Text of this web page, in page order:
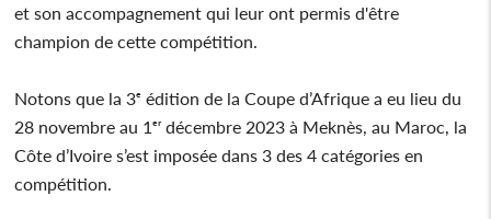
et son accompagnement qui leur ont permis d'être
champion de cette compétition.
Notons que la 3ᵉ édition de la Coupe d’Afrique a eu lieu du
28 novembre au 1ᵉʳ décembre 2023 à Meknès, au Maroc, la
Côte d’Ivoire s’est imposée dans 3 des 4 catégories en
compétition.